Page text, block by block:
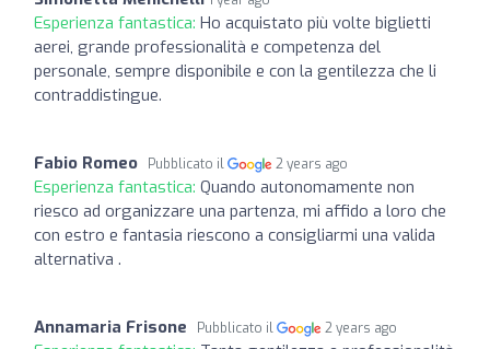
Esperienza fantastica: Ho acquistato più volte biglietti
aerei, grande professionalità e competenza del
personale, sempre disponibile e con la gentilezza che li
contraddistingue.
Fabio Romeo Pubblicato il 2 years ago
Esperienza fantastica: Quando autonomamente non
riesco ad organizzare una partenza, mi affido a loro che
con estro e fantasia riescono a consigliarmi una valida
alternativa .
Annamaria Frisone Pubblicato il 2 years ago